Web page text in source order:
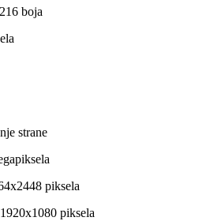
boja
strane
piksela
piksela